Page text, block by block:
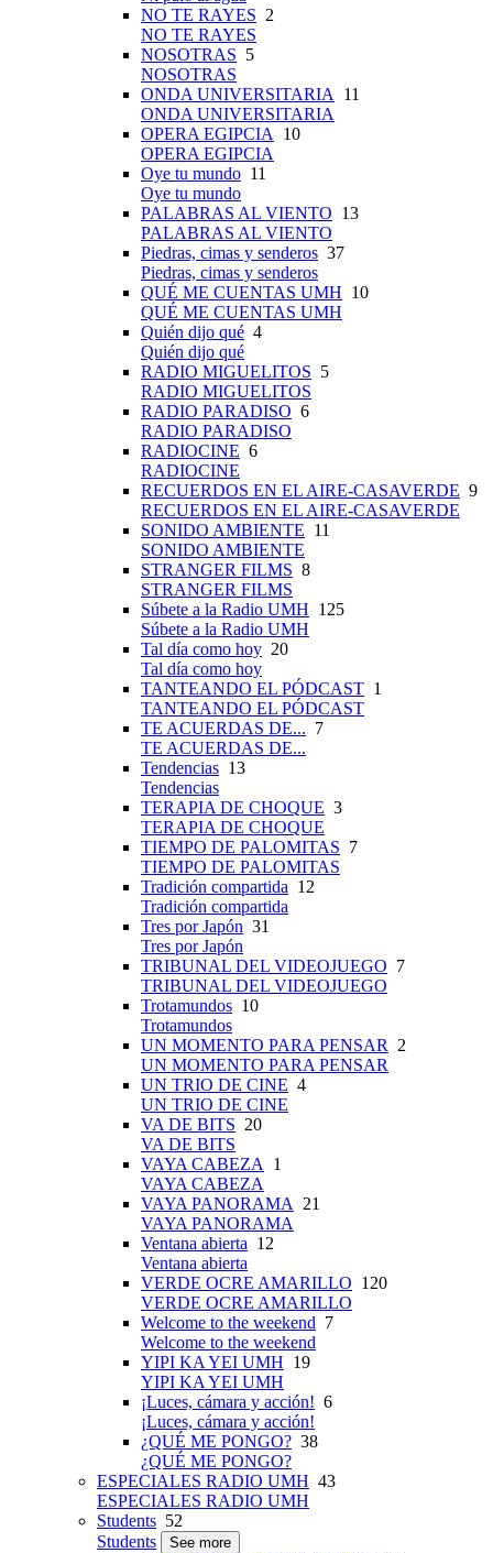
NO TE RAYES 2
NO TE RAYES
NOSOTRAS 5
NOSOTRAS
ONDA UNIVERSITARIA
11
ONDA UNIVERSITARIA
OPERA EGIPCIA
10
OPERA EGIPCIA
Oye tu mundo 11
Oye tu mundo
PALABRAS AL VIENTO 13
PALABRAS AL VIENTO
Piedras, cimas y senderos 37
Piedras, cimas y senderos
QUÉ ME CUENTAS UMH 10
QUÉ ME CUENTAS UMH
Quién dijo qué 4
Quién dijo qué
RADIO MIGUELITOS 5
RADIO MIGUELITOS
RADIO PARADISO 6
RADIO PARADISO
RADIOCINE 6
RADIOCINE
RECUERDOS EN EL AIRE-CASAVERDE 9
RECUERDOS EN EL AIRE-CASAVERDE
SONIDO AMBIENTE 11
SONIDO AMBIENTE
STRANGER FILMS 8
STRANGER FILMS
Súbete a la Radio UMH 125
Súbete a la Radio UMH
Tal día como hoy 20
Tal día como hoy
TANTEANDO EL PÓDCAST 1
TANTEANDO EL PÓDCAST
TE ACUERDAS DE... 7
TE ACUERDAS DE...
Tendencias 13
Tendencias
TERAPIA DE CHOQUE 3
TERAPIA DE CHOQUE
TIEMPO DE PALOMITAS 7
TIEMPO DE PALOMITAS
Tradición compartida 12
Tradición compartida
Tres por Japón 31
Tres por Japón
TRIBUNAL DEL VIDEOJUEGO 7
TRIBUNAL DEL VIDEOJUEGO
Trotamundos 10
Trotamundos
UN MOMENTO PARA PENSAR
2
UN MOMENTO PARA PENSAR
UN TRIO DE CINE 4
UN TRIO DE CINE
VA DE BITS 20
VA DE BITS
VAYA CABEZA
1
VAYA CABEZA
VAYA PANORAMA
21
VAYA PANORAMA
Ventana abierta 12
Ventana abierta
VERDE OCRE AMARILLO 120
VERDE OCRE AMARILLO
Welcome to the weekend 7
Welcome to the weekend
YIPI KA YEI UMH 19
YIPI KA YEI UMH
¡Luces, cámara y acción! 6
¡Luces, cámara y acción!
¿QUÉ ME PONGO? 38
¿QUÉ ME PONGO?
ESPECIALES RADIO UMH 43
ESPECIALES RADIO UMH
Students 52
Students
See more